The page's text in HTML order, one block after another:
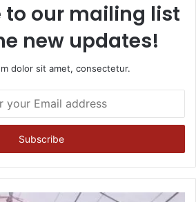
to our mailing list
new updates!
dolor sit amet, consectetur.